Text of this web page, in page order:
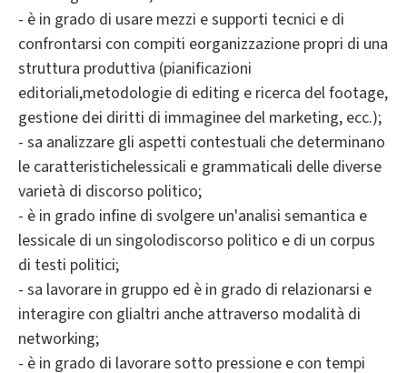
- è in grado di usare mezzi e supporti tecnici e di
confrontarsi con compiti eorganizzazione propri di una
struttura produttiva (pianificazioni
editoriali,metodologie di editing e ricerca del footage,
gestione dei diritti di immaginee del marketing, ecc.);
- sa analizzare gli aspetti contestuali che determinano
le caratteristichelessicali e grammaticali delle diverse
varietà di discorso politico;
- è in grado infine di svolgere un'analisi semantica e
lessicale di un singolodiscorso politico e di un corpus
di testi politici;
- sa lavorare in gruppo ed è in grado di relazionarsi e
interagire con glialtri anche attraverso modalità di
networking;
- è in grado di lavorare sotto pressione e con tempi